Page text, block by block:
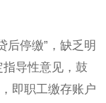
后停缴”，缺乏明
导性意见，鼓
即职工缴存账户